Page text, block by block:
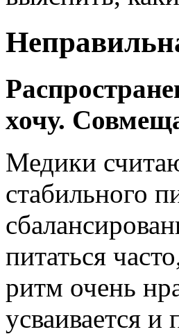
хочу.
Медики
стабильного
питаться
ритм очень
усваивается и